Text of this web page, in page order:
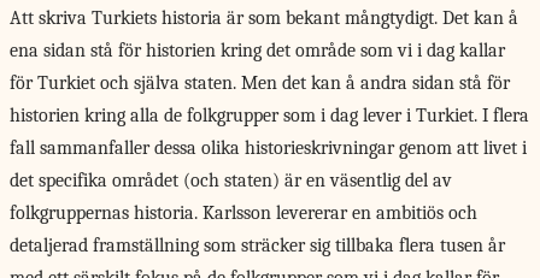
Att skriva Turkiets historia är som bekant mångtydigt. Det kan å
ena sidan stå för historien kring det område som vi i dag kallar
för Turkiet och själva staten. Men det kan å andra sidan stå för
historien kring alla de folkgrupper som i dag lever i Turkiet. I flera
fall sammanfaller dessa olika historieskrivningar genom att livet i
det specifika området (och staten) är en väsentlig del av
folkgruppernas historia. Karlsson levererar en ambitiös och
detaljerad framställning som sträcker sig tillbaka flera tusen år